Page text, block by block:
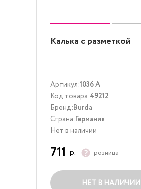
Калька с разметкой
Артикул:1036 A
Код товара:49212
Бренд:Burda
Страна:Германия
Нет в наличии
711 р. розница
НЕТ В НАЛИЧИИ